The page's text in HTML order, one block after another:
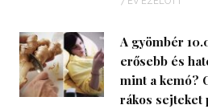
A gyömbér
erősebb és
mint a kemó?
rákos sejteket